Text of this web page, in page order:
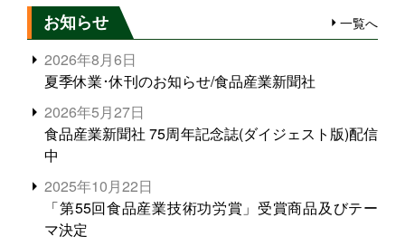
お知らせ 一覧へ
2026年8月6日
夏季休業･休刊のお知らせ/食品産業新聞社
2026年5月27日
食品産業新聞社 75周年記念誌(ダイジェスト版)配信
中
2025年10月22日
「第55回食品産業技術功労賞」受賞商品及びテー
マ決定